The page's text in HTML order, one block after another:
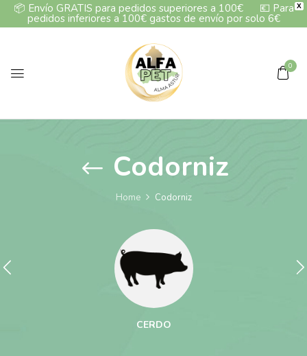
X
📦 Envío GRATIS para pedidos superiores a 100€💶 Para
pedidos inferiores a 100€ gastos de envío por solo 6€
0
Codorniz
Home Codorniz
CERDO